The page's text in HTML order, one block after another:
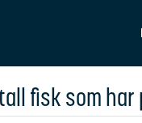
fisk som